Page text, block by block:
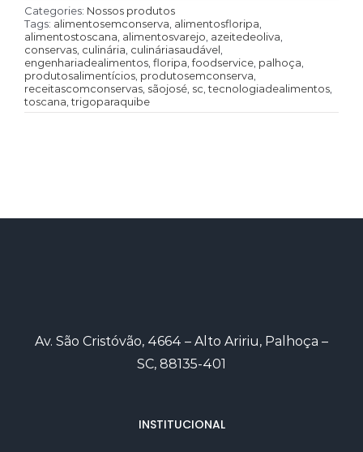
Categories: Nossos produtos
Tags: alimentosemconserva alimentosfloripa
alimentostoscana alimentosvarejo azeitedeoliva
conservas, culinária culináriasaudável
engenhariadealimentos, floripa ,foodservice, palhoça
produtosalimentícios, produtosemconserva
receitascomconservas, sãojosé, sc ,tecnologiadealimentos,
toscana ,trigoparaquibe
Av. São Cristóvão, 4664 – Alto Aririu, Palhoça –
SC, 88135-401
INSTITUCIONAL